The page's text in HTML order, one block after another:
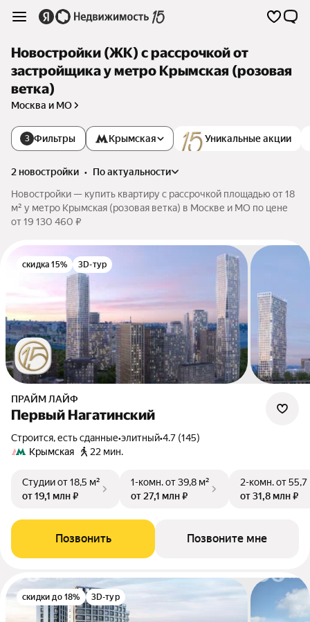
Новостройки (ЖК) с рассрочкой от
застройщика у метро Крымская (розовая
ветка)
Москва и МО
3 Фильтры Уникальные акции
Крымская
2 новостройки •
по актуальности
Новостройки — купить квартиру с рассрочкой площадью от 18
м² у метро Крымская (розовая ветка) в Москве и МО по цене
от 19 130 460 ₽
скидка 15% 3D-тур
ПРАЙМ ЛАЙФ
Первый Нагатинский
Строится, есть сданные•элитный•4.7 (145)
Крымская
22 мин.
Студииот 18,5 м²
от 19,1 млн ₽
1-комн.от 39,8 м²
от 27,1 млн ₽
2-комн.от 55,7
от 31,8 млн ₽
Позвонить Позвоните мне
скидки до 18% 3D-тур